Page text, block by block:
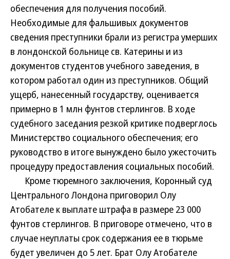
обеспечения для получения пособий.
Необходимые для фальшивых документов
сведения преступники брали из регистра умерших
в лондонской больнице св. Катерины и из
документов студентов учебного заведения, в
котором работал один из преступников. Общий
ущерб, нанесенный государству, оценивается
примерно в 1 млн фунтов стерлингов. В ходе
судебного заседания резкой критике подверглось
Министерство социального обеспечения; его
руководство в итоге вынуждено было ужесточить
процедуру предоставления социальных пособий.
Кроме тюремного заключения, Коронный суд
Центрального Лондона приговорил Олу
Атобателе к выплате штрафа в размере 23 000
фунтов стерлингов. В приговоре отмечено, что в
случае неуплаты срок содержания ее в тюрьме
будет увеличен до 5 лет. Брат Олу Атобателе